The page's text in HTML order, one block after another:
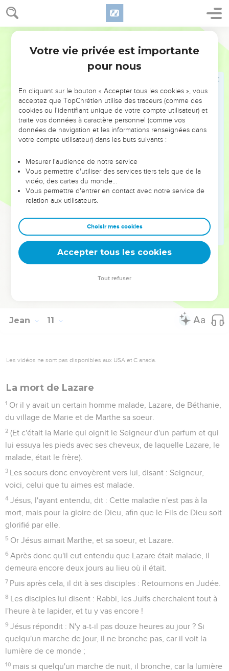
Jean 10
une bonne oeuvre, mais pour blasphème ; et parce que toi,
étant homme, tu te fais Dieu.
34
Jésus leur répondit : N'est-t-il pas écrit dans votre loi :" Moi
j'ai dit : Vous êtes des dieux " ?
S'il appelle dieux ceux à qui la parole de Dieu est venue
dites-vous à celui que le Père a sanctifié, et qu'il a envoyé
dans le monde : Tu blasphèmes, parce que j'ai dit : Je suis le
Fils de Dieu ?
Si je ne fais pas les oeuvres de mon Père, ne me croyez
mais si je les fais, alors même que vous ne me croiriez pas,
croyez les oeuvres, afin que vous connaissiez et que vous
croyiez que le Père est en moi, et moi en lui.
Ils cherchaient donc encore à le prendre ; mais il échappa
de leur main
et s'en alla encore au delà du Jourdain, à l'endroit où Jean
avait baptisé au commencement, et il demeura là.
Et plusieurs vinrent à lui, et ils disaient : Jean n'a fait aucun
Jean 11
Les vidéos ne sont pas disponibles aux USA et C anada.
La mort de Lazare
1 Or il y avait un certain homme malade, Lazare, de Béthanie,
du village de Marie et de Marthe sa soeur.
2 (Et c'était la Marie qui oignit le Seigneur d'un parfum et qui
lui essuya les pieds avec ses cheveux, de laquelle Lazare, le
malade, était le frère).
3 Les soeurs donc envoyèrent vers lui, disant : Seigneur,
voici, celui que tu aimes est malade.
4 Jésus, l'ayant entendu, dit : Cette maladie n'est pas à la
mort, mais pour la gloire de Dieu, afin que le Fils de Dieu soit
glorifié par elle.
5 Or Jésus aimait Marthe, et sa soeur, et Lazare.
6 Après donc qu'il eut entendu que Lazare était malade, il
demeura encore deux jours au lieu où il était.
7 Puis après cela, il dit à ses disciples : Retournons en Judée.
8 Les disciples lui disent : Rabbi, les Juifs cherchaient tout à
l'heure à te lapider, et tu y vas encore !
9 Jésus répondit : N'y a-t-il pas douze heures au jour ? Si
quelqu'un marche de jour, il ne bronche pas, car il voit la
lumière de ce monde ;
10 mais si quelqu'un marche de nuit, il bronche, car la lumière
Votre vie privée est importante
pour nous
En cliquant sur le bouton « Accepter tous les cookies », vous
acceptez que TopChrétien utilise des traceurs (comme des
cookies ou l'identifiant unique de votre compte utilisateur) et
traite vos données à caractère personnel (comme vos
données de navigation et les informations renseignées dans
votre compte utilisateur) dans les buts suivants :
Mesurer l'audience de notre service
Vous permettre d'utiliser des services tiers tels que de la
vidéo, des cartes du monde…
Vous permettre d'entrer en contact avec notre service de
relation aux utilisateurs.
Choisir mes cookies
Accepter tous les cookies
Tout refuser